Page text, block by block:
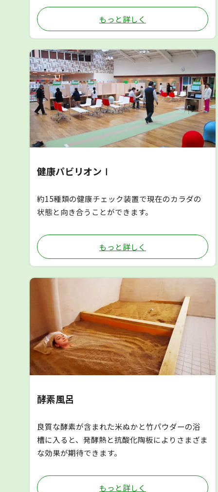
もっと詳しく
健康パビリオンⅠ
約15種類の健康チェック装置で現在のカラダの
状態と向き合うことができます。
もっと詳しく
酵素風呂
良質な酵素が含まれた米ぬかと竹パウダーの浴
槽に入ると、発酵熱と抗酸化陶板によりさまざま
な効果が期待できます。
もっと詳しく